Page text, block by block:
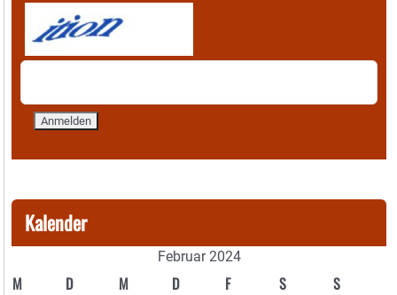
Kalender
Februar 2024
M D M D F S S